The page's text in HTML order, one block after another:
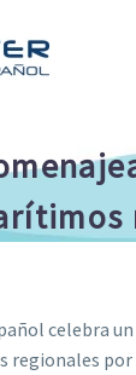
celebra
por